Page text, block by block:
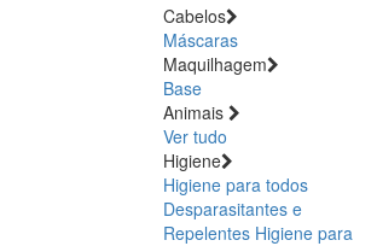
Cabelos
Máscaras
Maquilhagem
Base
Animais
Ver tudo
Higiene
Higiene para todos
Desparasitantes e
Repelentes Higiene para